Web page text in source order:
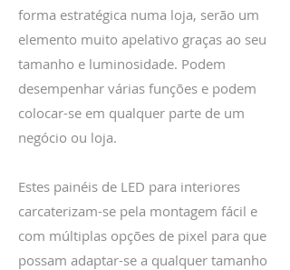
forma estratégica numa loja, serão um
elemento muito apelativo graças ao seu
tamanho e luminosidade. Podem
desempenhar várias funções e podem
colocar-se em qualquer parte de um
negócio ou loja.
Estes painéis de LED para interiores
carcaterizam-se pela montagem fácil e
com múltiplas opções de pixel para que
possam adaptar-se a qualquer tamanho